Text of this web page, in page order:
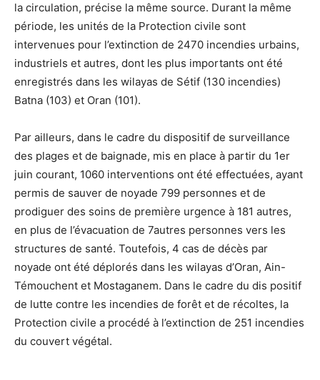
la circulation, précise la même source. Durant la même
période, les unités de la Protection civile sont
intervenues pour l’extinction de 2470 incendies urbains,
industriels et autres, dont les plus importants ont été
enregistrés dans les wilayas de Sétif (130 incendies)
Batna (103) et Oran (101).
Par ailleurs, dans le cadre du dispositif de surveillance
des plages et de baignade, mis en place à partir du 1er
juin courant, 1060 interventions ont été effectuées, ayant
permis de sauver de noyade 799 personnes et de
prodiguer des soins de première urgence à 181 autres,
en plus de l’évacuation de 7autres personnes vers les
structures de santé. Toutefois, 4 cas de décès par
noyade ont été déplorés dans les wilayas d’Oran, Ain-
Témouchent et Mostaganem. Dans le cadre du dis positif
de lutte contre les incendies de forêt et de récoltes, la
Protection civile a procédé à l’extinction de 251 incendies
du couvert végétal.